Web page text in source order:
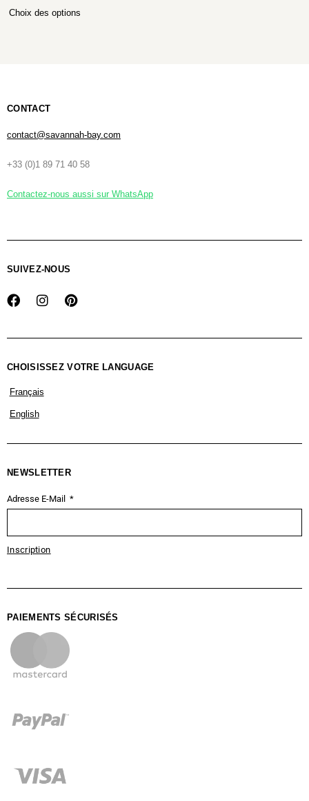
Choix des options
CONTACT
contact@savannah-bay.com
+33 (0)1 89 71 40 58
Contactez-nous aussi sur WhatsApp
SUIVEZ-NOUS
CHOISISSEZ VOTRE LANGUAGE
Français
English
NEWSLETTER
Adresse E-Mail
Inscription
PAIEMENTS SÉCURISÉS